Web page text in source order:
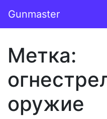
Основная
Gunmaster
Метка:
оружие